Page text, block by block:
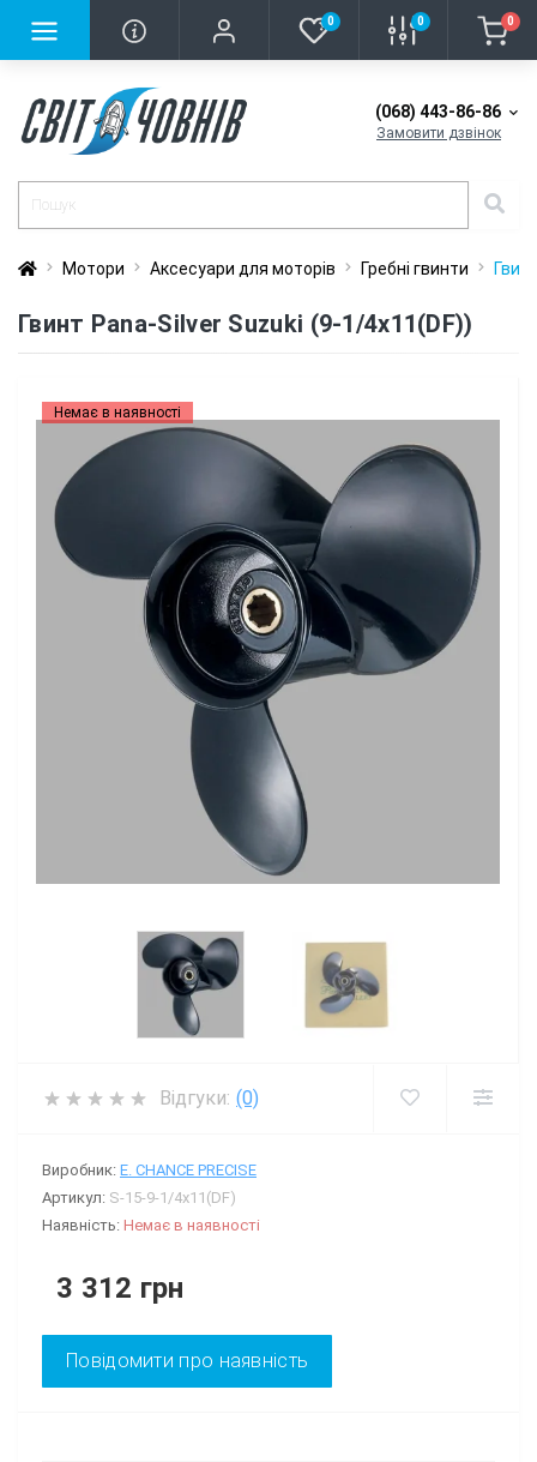
0 0 0
(068) 443-86-86
Замовити дзвінок
Мотори Аксесуари для моторів Гребні гвинти
Гвинт Pana-Silver Suzuki (9-1/4x11(DF))
Немає в наявності
Відгуки: (0)
Виробник: E. CHANCE PRECISE
Артикул: S-15-9-1/4x11(DF)
Наявність: Немає в наявності
3 312 грн
Повідомити про наявність